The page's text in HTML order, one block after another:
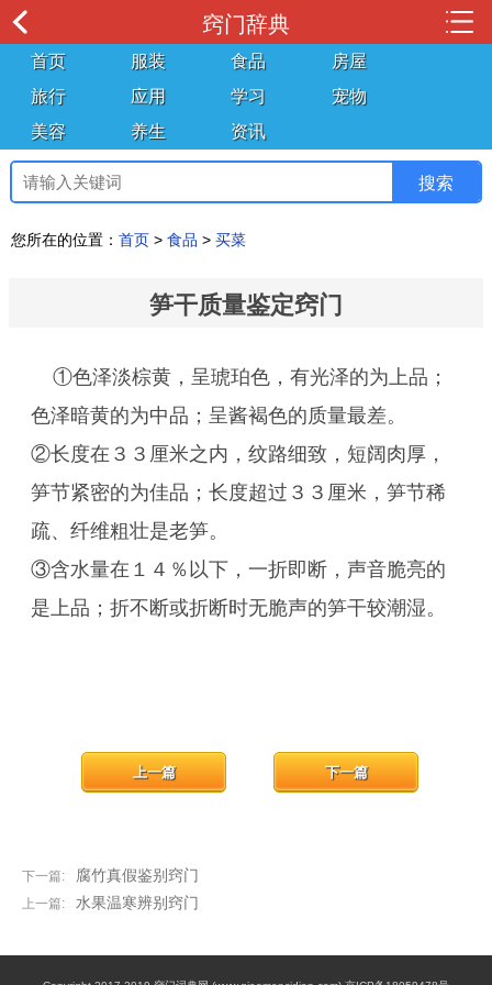
窍门辞典
首页 服装 食品
房屋
旅行
应用 学习
宠物
美容
养生 资讯
您所在的位置： 首页 > 食品 > 买菜
笋干质量鉴定窍门
①色泽淡棕黄，呈琥珀色，有光泽的为上品；
色泽暗黄的为中品；呈酱褐色的质量最差。
②长度在３３厘米之内，纹路细致，短阔肉厚，
笋节紧密的为佳品；长度超过３３厘米，笋节稀
疏、纤维粗壮是老笋。
③含水量在１４％以下，一折即断，声音脆亮的
是上品；折不断或折断时无脆声的笋干较潮湿。
下一篇: 腐竹真假鉴别窍门
下一篇
上一篇: 水果温寒辨别窍门
上一篇